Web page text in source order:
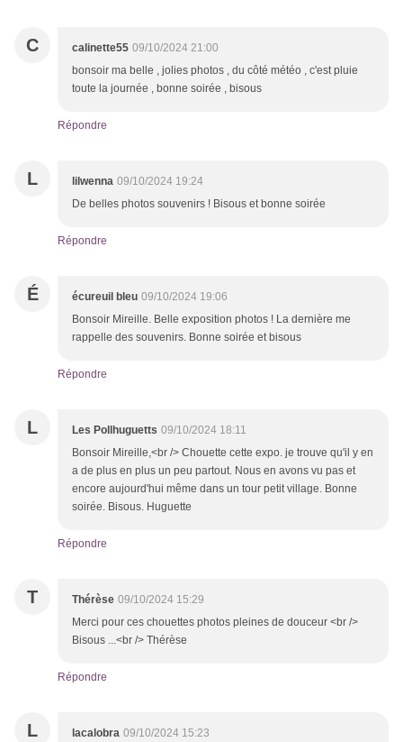
C calinette55 09/10/2024 21:00
bonsoir ma belle , jolies photos , du côté météo , c'est pluie
toute la journée , bonne soirée , bisous
Répondre
L lilwenna 09/10/2024 19:24
De belles photos souvenirs ! Bisous et bonne soirée
Répondre
É écureuil bleu 09/10/2024 19:06
Bonsoir Mireille. Belle exposition photos ! La dernière me
rappelle des souvenirs. Bonne soirée et bisous
Répondre
L Les Pollhuguetts 09/10/2024 18:11
Bonsoir Mireille,<br /> Chouette cette expo. je trouve qu'il y en
a de plus en plus un peu partout. Nous en avons vu pas et
encore aujourd'hui même dans un tour petit village. Bonne
soirée. Bisous. Huguette
Répondre
T Thérèse 09/10/2024 15:29
Merci pour ces chouettes photos pleines de douceur <br />
Bisous ...<br /> Thérèse
Répondre
L lacalobra 09/10/2024 15:23